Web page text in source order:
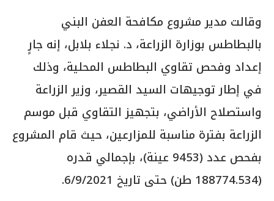
وقالت مدير مشروع مكافحة العفن البني
بالبطاطس بوزارة الزراعة، د. نجلاء بلابل، إنه جارٍ
إعداد وفحص تقاوي البطاطس المحلية، وذلك
في إطار توجيهات السيد القصير، وزير الزراعة
واستصلاح الأراضي، بتجهيز التقاوي قبل موسم
الزراعة بفترة مناسبة للمزارعين، حيث قام المشروع
بفحص عدد (9453 عينة)، بإجمالي قدره
(188774.534 طن) حتى تاريخ 6/9/2021.